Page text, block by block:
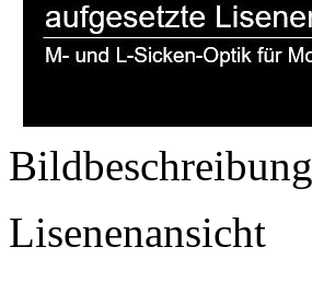
Bildbeschreibung
Lisenenansicht